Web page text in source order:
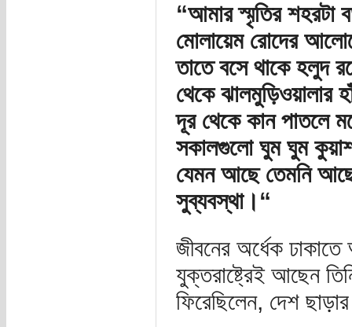
“আমার স্মৃতির শহরটা
মোলায়েম রোদের
তাতে বসে থাকে হলুদ
থেকে
দূর থেকে কান পাতলে
সকালগুলো ঘুম ঘুম
যেমন আছে তেমনি আছে
সুব্যবস্থা।“
জীবনের অর্ধেক
যুক্তরাষ্ট্রেই আছেন
ফিরেছিলেন, দেশ